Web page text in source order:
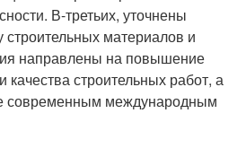
В-третьих, уточнены
строительных материалов и
направлены на повышение
качества строительных работ, а
современным международным